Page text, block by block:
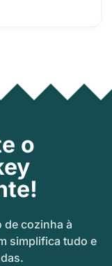
o
de cozinha à
simplifica tudo e